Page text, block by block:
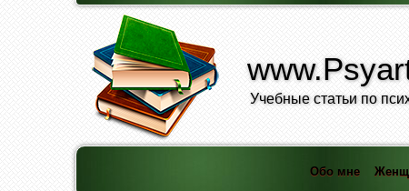
Учебные статьи по
Обо мне